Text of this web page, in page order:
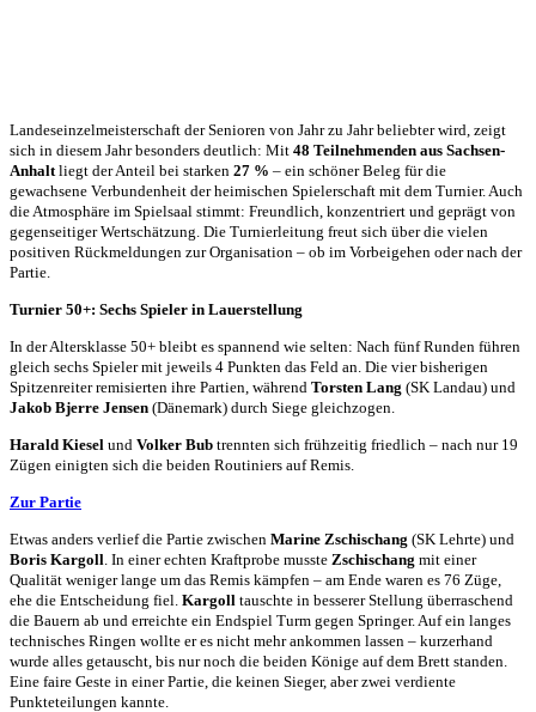
Landeseinzelmeisterschaft der Senioren von Jahr zu Jahr beliebter wird, zeigt
sich in diesem Jahr besonders deutlich: Mit 48 Teilnehmenden aus Sachsen-
Anhalt liegt der Anteil bei starken 27 % – ein schöner Beleg für die
gewachsene Verbundenheit der heimischen Spielerschaft mit dem Turnier. Auch
die Atmosphäre im Spielsaal stimmt: Freundlich, konzentriert und geprägt von
gegenseitiger Wertschätzung. Die Turnierleitung freut sich über die vielen
positiven Rückmeldungen zur Organisation – ob im Vorbeigehen oder nach der
Partie.
Turnier 50+: Sechs Spieler in Lauerstellung
In der Altersklasse 50+ bleibt es spannend wie selten: Nach fünf Runden führen
gleich sechs Spieler mit jeweils 4 Punkten das Feld an. Die vier bisherigen
Spitzenreiter remisierten ihre Partien, während Torsten Lang (SK Landau) und
Jakob Bjerre Jensen (Dänemark) durch Siege gleichzogen.
Harald Kiesel und Volker Bub trennten sich frühzeitig friedlich – nach nur 19
Zügen einigten sich die beiden Routiniers auf Remis.
Zur Partie
Etwas anders verlief die Partie zwischen Marine Zschischang (SK Lehrte) und
Boris Kargoll . In einer echten Kraftprobe musste Zschischang mit einer
Qualität weniger lange um das Remis kämpfen – am Ende waren es 76 Züge,
ehe die Entscheidung fiel. Kargoll tauschte in besserer Stellung überraschend
die Bauern ab und erreichte ein Endspiel Turm gegen Springer. Auf ein langes
technisches Ringen wollte er es nicht mehr ankommen lassen – kurzerhand
wurde alles getauscht, bis nur noch die beiden Könige auf dem Brett standen.
Eine faire Geste in einer Partie, die keinen Sieger, aber zwei verdiente
Punkteteilungen kannte.